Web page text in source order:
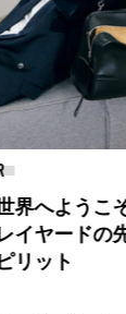
エッテの出
ルドが印象
［meets